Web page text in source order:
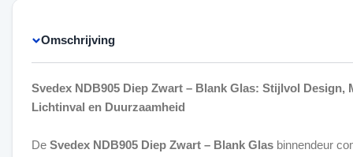
Omschrijving
Svedex NDB905 Diep Zwart – Blank Glas: Stijlvol Design,
Lichtinval en Duurzaamheid
De Svedex NDB905 Diep Zwart – Blank Glas binnendeur